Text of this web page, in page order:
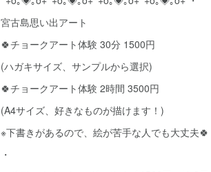
宮古島思い出アート
🍀チョークアート体験 30分 1500円
(ハガキサイズ、サンプルから選択)
🍀チョークアート体験 2時間 3500円
(A4サイズ、好きなものが描けます！)
※下書きがあるので、絵が苦手な人でも大丈夫🍀
・